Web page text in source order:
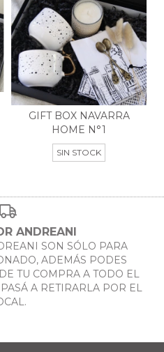
GIFT BOX NAVARRA
HOME N°1
SIN STOCK
ANDREANI
SON SÓLO PARA
ADEMÁS PODES
TU COMPRA A TODO EL
A RETIRARLA POR EL